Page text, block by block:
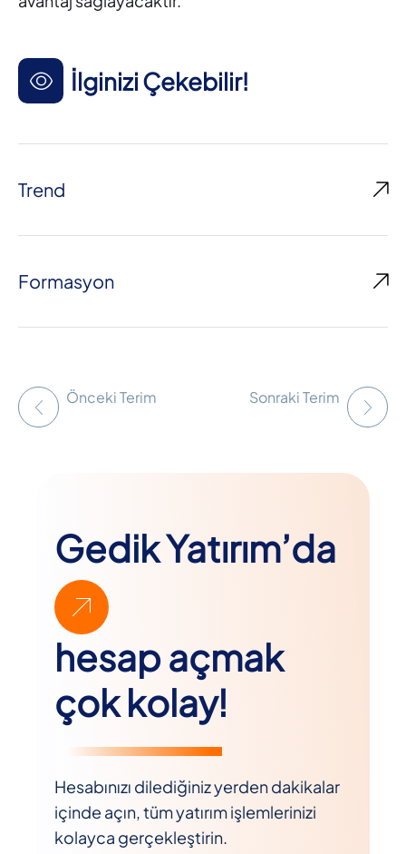
İlginizi Çekebilir!
Trend
Formasyon
Önceki Terim Sonraki Terim
Gedik Yatırım’da
hesap açmak
çok kolay!
Hesabınızı dilediğiniz yerden dakikalar
içinde açın, tüm yatırım işlemlerinizi
kolayca gerçekleştirin.